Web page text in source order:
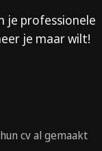
je professionele
je maar wilt!
cv al gemaakt